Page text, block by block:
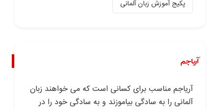
پکیج آموزش زبان آلمانی
آریاجم
آریاجم مناسب برای کسانی است که می خواهند زبان
آلمانی را به سادگی بیاموزند و به سادگی خود را در